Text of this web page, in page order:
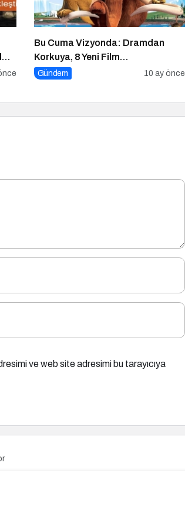
Bu Cuma Vizyonda: Dramdan
Korkuya, 8 Yeni Film
Sinemaseverlerle Buluşuyor!
Gündem 10 ay önce
ve web site adresimi bu tarayıcıya
Buluşuyor